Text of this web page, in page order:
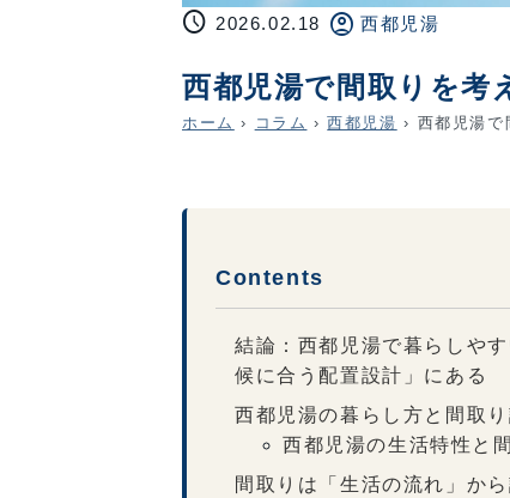
schedule 2026.02.18 account_circle 西都児湯
西都児湯で間取りを考
ホーム › コラム › 西都児湯 › 西都児湯で
Contents
結論：西都児湯で暮らしや
候に合う配置設計」にある
西都児湯の暮らし方と間取
西都児湯の生活特性と
間取りは「生活の流れ」か